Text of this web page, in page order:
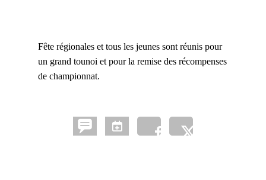
Fête régionales et tous les jeunes sont réunis pour
un grand tounoi et pour la remise des récompenses
de championnat.